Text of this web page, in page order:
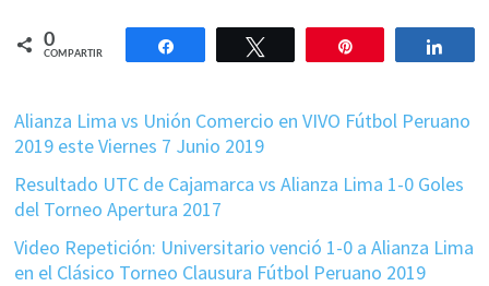
0
COMPARTIR
Compartir
Alianza Lima vs Unión Comercio en VIVO Fútbol Peruano
2019 este Viernes 7 Junio 2019
Resultado UTC de Cajamarca vs Alianza Lima 1-0 Goles
del Torneo Apertura 2017
Video Repetición: Universitario venció 1-0 a Alianza Lima
en el Clásico Torneo Clausura Fútbol Peruano 2019